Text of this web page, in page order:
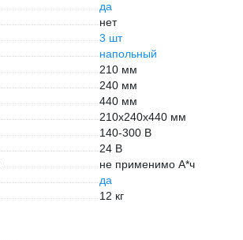
да
нет
3 шт
напольный
210 мм
240 мм
440 мм
210x240x440 мм
140-300 В
24 В
не применимо А*ч
да
12 кг